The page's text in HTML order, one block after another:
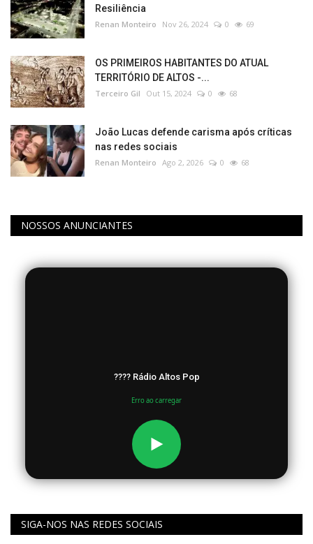
Resiliência
Renan Monteiro Nov 26, 2024 0 69
OS PRIMEIROS HABITANTES DO ATUAL
TERRITÓRIO DE ALTOS -...
Terceiro Gil Out 15, 2024 0 68
João Lucas defende carisma após críticas
nas redes sociais​‌​
Renan Monteiro Ago 2, 2026 0 68
NOSSOS ANUNCIANTES
???? Rádio Altos Pop
Erro ao carregar
SIGA-NOS NAS REDES SOCIAIS